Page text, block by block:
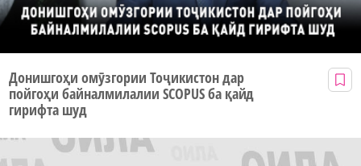
Донишгоҳи омӯзгории Тоҷикистон дар
пойгоҳи байналмилалии SCOPUS ба қайд
гирифта шуд